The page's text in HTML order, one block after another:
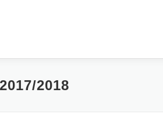
SPIELE & ERGEBNISSE
2018